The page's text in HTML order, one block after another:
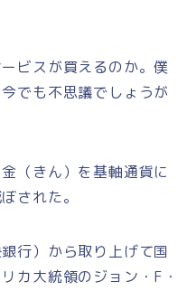
ビスが買えるのか。僕
でも不思議でしょうが
（きん）を基軸通貨に
された。
行）から取り上げて国
カ大統領のジョン・F・